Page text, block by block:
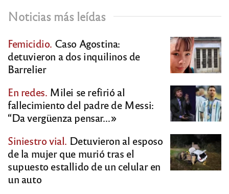
Noticias más leídas
Femicidio. Caso Agostina:
detuvieron a dos inquilinos de
Barrelier
En redes. Milei se refirió al
fallecimiento del padre de Messi:
“Da vergüenza pensar…»
Siniestro vial. Detuvieron al esposo
de la mujer que murió tras el
supuesto estallido de un celular en
un auto